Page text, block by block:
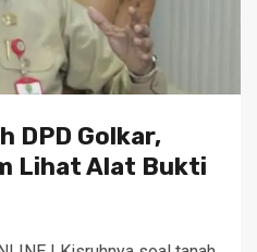
DPD Golkar,
Lihat Alat Bukti